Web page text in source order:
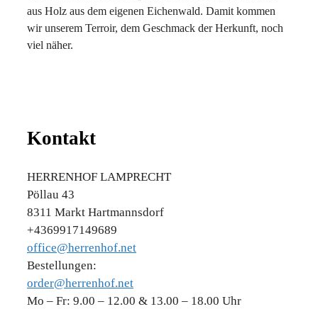
aus Holz aus dem eigenen Eichenwald. Damit kommen
wir unserem Terroir, dem Geschmack der Herkunft, noch
viel näher.
Kontakt
HERRENHOF LAMPRECHT
Pöllau 43
8311 Markt Hartmannsdorf
+4369917149689
office@herrenhof.net
Bestellungen:
order@herrenhof.net
Mo – Fr: 9.00 – 12.00 & 13.00 – 18.00 Uhr